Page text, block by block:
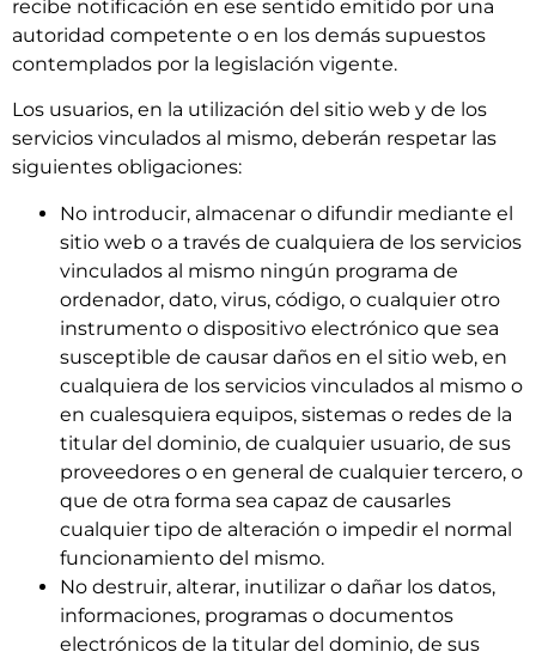
recibe notificación en ese sentido emitido por una
autoridad competente o en los demás supuestos
contemplados por la legislación vigente.
Los usuarios, en la utilización del sitio web y de los
servicios vinculados al mismo, deberán respetar las
siguientes obligaciones:
No introducir, almacenar o difundir mediante el
sitio web o a través de cualquiera de los servicios
vinculados al mismo ningún programa de
ordenador, dato, virus, código, o cualquier otro
instrumento o dispositivo electrónico que sea
susceptible de causar daños en el sitio web, en
cualquiera de los servicios vinculados al mismo o
en cualesquiera equipos, sistemas o redes de la
titular del dominio, de cualquier usuario, de sus
proveedores o en general de cualquier tercero, o
que de otra forma sea capaz de causarles
cualquier tipo de alteración o impedir el normal
funcionamiento del mismo.
No destruir, alterar, inutilizar o dañar los datos,
informaciones, programas o documentos
electrónicos de la titular del dominio, de sus